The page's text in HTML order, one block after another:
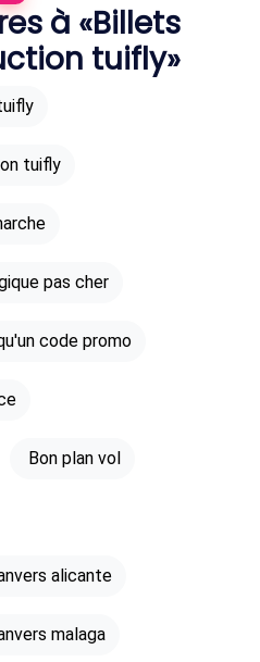
à «Billets
tuifly»
tuifly
pas cher
code promo
Bon plan vol
alicante
malaga